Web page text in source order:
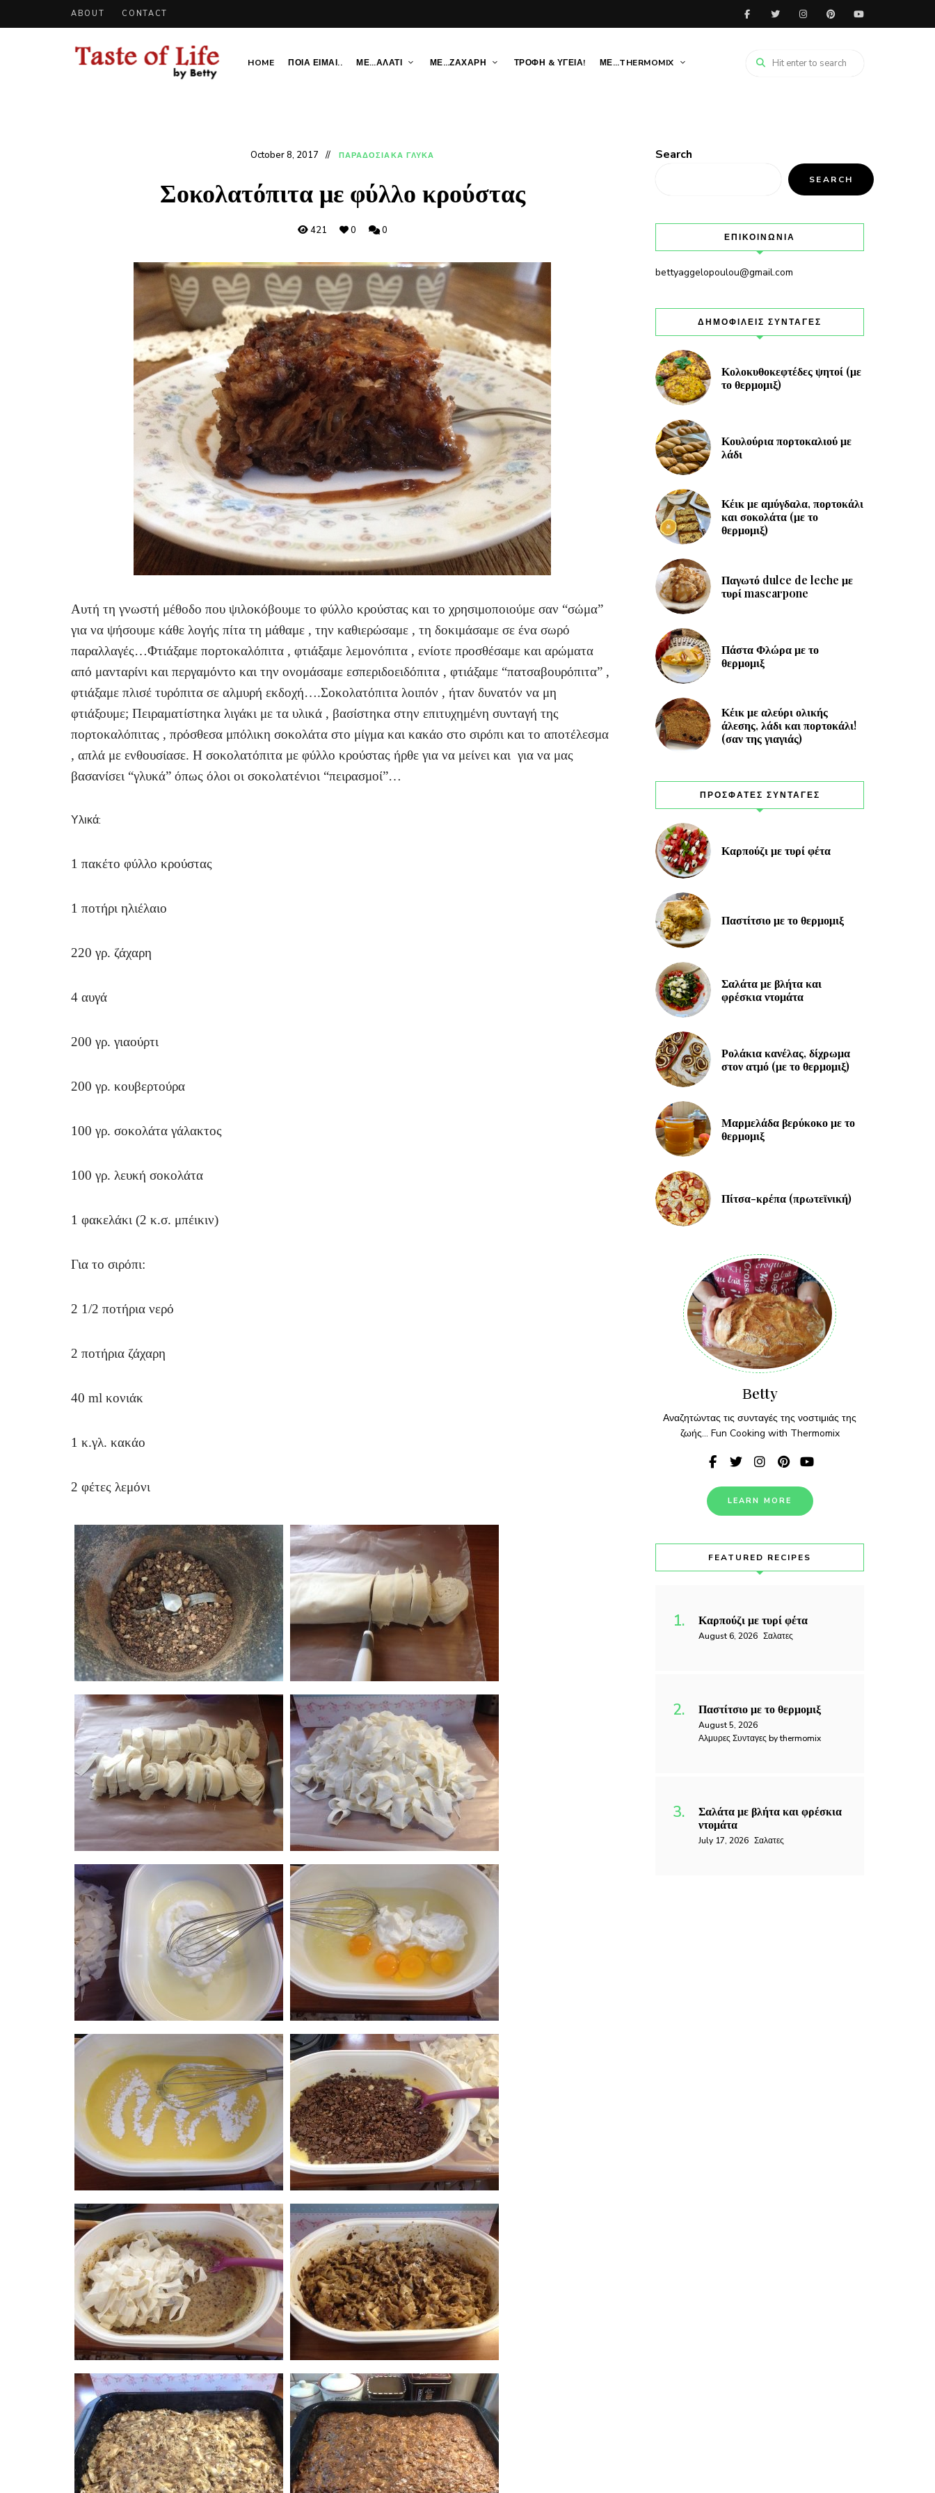
ABOUT CONTACT
HOME ΠΟΙΑ ΕΙΜΑΙ.. ΜΕ…ΑΛΑΤΙ ΜΕ…ΖΑΧΑΡΗ ΤΡΟΦΗ & ΥΓΕΙΑ! ΜΕ…THERMOMIX
October 8, 2017 ΠΑΡΑΔΟΣΙΑΚΑ ΓΛΥΚΑ
Σοκολατόπιτα με φύλλο κρούστας
421 0 0
Αυτή τη γνωστή μέθοδο που ψιλοκόβουμε το φύλλο κρούστας και το χρησιμοποιούμε σαν “σώμα”
για να ψήσουμε κάθε λογής πίτα τη μάθαμε , την καθιερώσαμε , τη δοκιμάσαμε σε ένα σωρό
παραλλαγές…Φτιάξαμε πορτοκαλόπιτα , φτιάξαμε λεμονόπιτα , ενίοτε προσθέσαμε και αρώματα
από μανταρίνι και περγαμόντο και την ονομάσαμε εσπεριδοειδόπιτα , φτιάξαμε “πατσαβουρόπιτα” ,
φτιάξαμε πλισέ τυρόπιτα σε αλμυρή εκδοχή….Σοκολατόπιτα λοιπόν , ήταν δυνατόν να μη
φτιάξουμε; Πειραματίστηκα λιγάκι με τα υλικά , βασίστηκα στην επιτυχημένη συνταγή της
πορτοκαλόπιτας , πρόσθεσα μπόλικη σοκολάτα στο μίγμα και κακάο στο σιρόπι και το αποτέλεσμα
, απλά με ενθουσίασε. Η σοκολατόπιτα με φύλλο κρούστας ήρθε για να μείνει και για να μας
βασανίσει “γλυκά” όπως όλοι οι σοκολατένιοι “πειρασμοί”…
Υλικά:
1 πακέτο φύλλο κρούστας
1 ποτήρι ηλιέλαιο
220 γρ. ζάχαρη
4 αυγά
200 γρ. γιαούρτι
200 γρ. κουβερτούρα
100 γρ. σοκολάτα γάλακτος
100 γρ. λευκή σοκολάτα
1 φακελάκι (2 κ.σ. μπέικιν)
Για το σιρόπι:
2 1/2 ποτήρια νερό
2 ποτήρια ζάχαρη
40 ml κονιάκ
1 κ.γλ. κακάο
2 φέτες λεμόνι
Search
SEARCH
ΕΠΙΚΟΙΝΩΝΙΑ
bettyaggelopoulou@gmail.com
ΔΗΜΟΦΙΛΕΙΣ ΣΥΝΤΑΓΕΣ
Κολοκυθοκεφτέδες ψητοί (με
το θερμομιξ)
Κουλούρια πορτοκαλιού με
λάδι
Κέικ με αμύγδαλα, πορτοκάλι
και σοκολάτα (με το
θερμομιξ)
Παγωτό dulce de leche με
τυρί mascarpone
Πάστα Φλώρα με το
θερμομιξ
Κέικ με αλεύρι ολικής
άλεσης, λάδι και πορτοκάλι!
(σαν της γιαγιάς)
ΠΡΟΣΦΑΤΕΣ ΣΥΝΤΑΓΕΣ
Καρπούζι με τυρί φέτα
Παστίτσιο με το θερμομιξ
Σαλάτα με βλήτα και
φρέσκια ντομάτα
Ρολάκια κανέλας, δίχρωμα
στον ατμό (με το θερμομιξ)
Μαρμελάδα βερύκοκο με το
θερμομιξ
Πίτσα-κρέπα (πρωτεϊνική)
Βetty
Αναζητώντας τις συνταγές της νοστιμιάς της
ζωής... Fun Cooking with Thermomix
LEARN MORE
FEATURED RECIPES
Καρπούζι με τυρί φέτα
August 6, 2026 Σαλατες
Παστίτσιο με το θερμομιξ
August 5, 2026
Αλμυρες Συνταγες by thermomix
Σαλάτα με βλήτα και φρέσκια
ντομάτα
July 17, 2026 Σαλατες